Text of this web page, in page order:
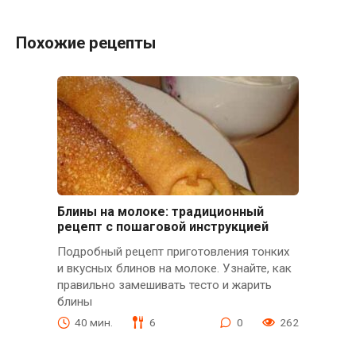
Похожие рецепты
Блины на молоке: традиционный
рецепт с пошаговой инструкцией
Подробный рецепт приготовления тонких
и вкусных блинов на молоке. Узнайте, как
правильно замешивать тесто и жарить
блины
40 мин. 6 0 262